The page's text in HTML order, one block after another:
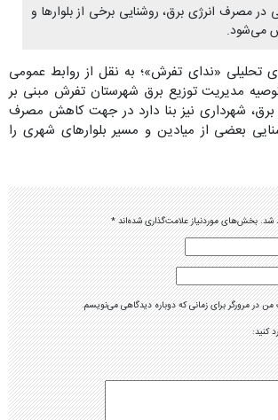
در مصرف انرژی برق، روشنایی برخی از بلوارها و
می‌شود.
تحلیلی «ندای تفرش»؛ به نقل از روابط عمومی
مدیریت توزیع برق شهرستان تفرش مبنی بر
شهرداری نیز بنا دارد در جهت کاهش مصرف
بعضی از میادین و مسیر بلوارهای شهری را
شد.بخش‌های موردنیاز علامت‌گذاری شده‌اند*
در مرورگر برای زمانی که دوباره دیدگاهی می‌نویسم.
کنید: